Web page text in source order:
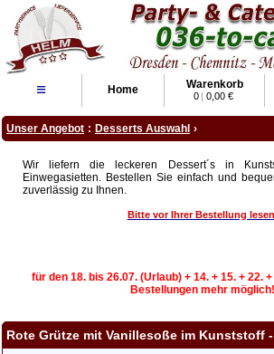
≡ Home Warenkorb
0 | 0,00 €
Unser Angebot : Desserts Auswahl ›
Wir liefern die leckeren Dessert´s in
Einwegasietten. Bestellen Sie einfach und
zuverlässig zu Ihnen.
Bitte vor Ihrer Bestellung
für den 18. bis 26.07. (Urlaub) + 14. + 15. + 22.
Bestellungen mehr möglich!
Rote Grütze mit Vanillesoße im Kunststoff